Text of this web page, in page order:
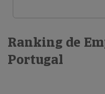
Ranking de
Portugal